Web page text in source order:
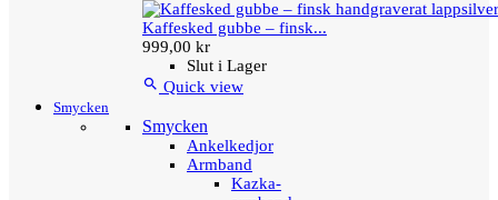
Kaffesked gubbe – finsk...
999,00 kr
Slut i Lager
 Quick view
Smycken
Smycken
Ankelkedjor
Armband
Kazka-